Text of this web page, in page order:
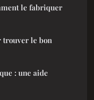
le fabriquer
trouver le bon
: une aide